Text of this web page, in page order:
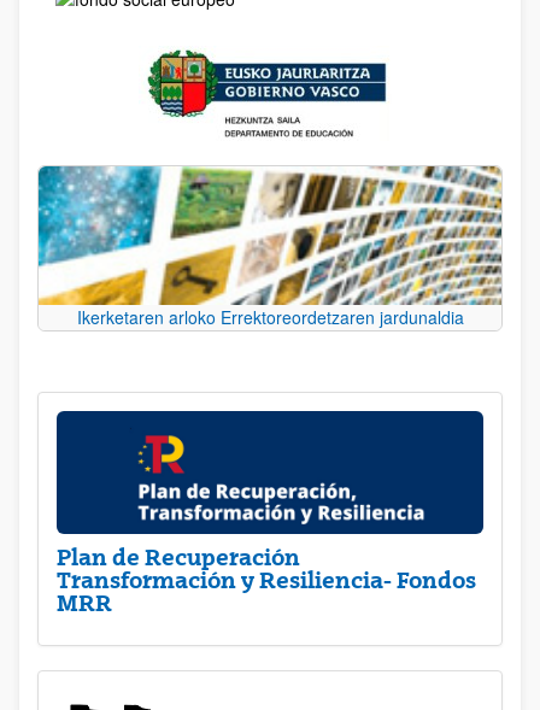
Ikerketaren arloko Errektoreordetzaren jardunaldia
Plan de Recuperación
Transformación y Resiliencia- Fondos
MRR